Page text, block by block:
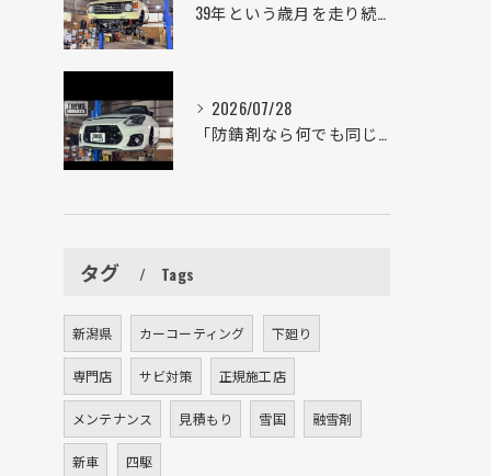
39年という歳月を走り続けた一台。
2026/07/28
「防錆剤なら何でも同じ」は大きな間違い。
タグ Tags
新潟県 カーコーティング 下廻り
専門店 サビ対策 正規施工店
メンテナンス 見積もり 雪国 融雪剤
新車 四駆